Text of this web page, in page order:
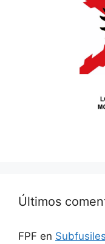
Últimos
FPF en